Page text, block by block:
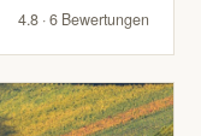
4.8 · 6 Bewertungen